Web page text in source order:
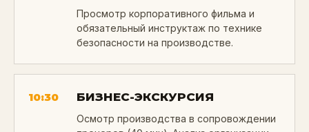
Просмотр корпоративного фильма и
обязательный инструктаж по технике
безопасности на производстве.
10:30 БИЗНЕС-ЭКСКУРСИЯ
Осмотр производства в сопровождении